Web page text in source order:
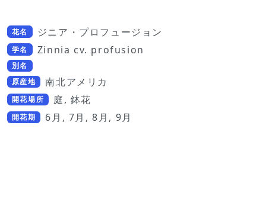
花名 ジニア・プロフュージョン
学名 Zinnia cv. profusion
別名
原産地
南北アメリカ
開花場所 庭, 鉢花
開花期 6月, 7月, 8月, 9月